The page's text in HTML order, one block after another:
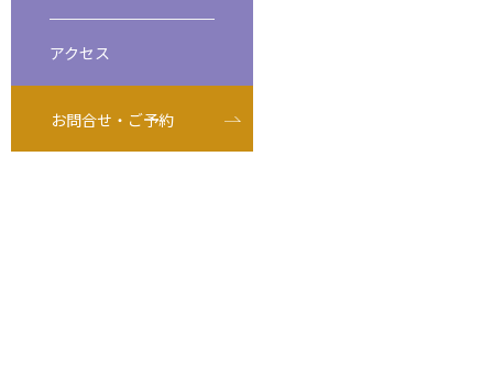
アクセス
お問合せ・ご予約